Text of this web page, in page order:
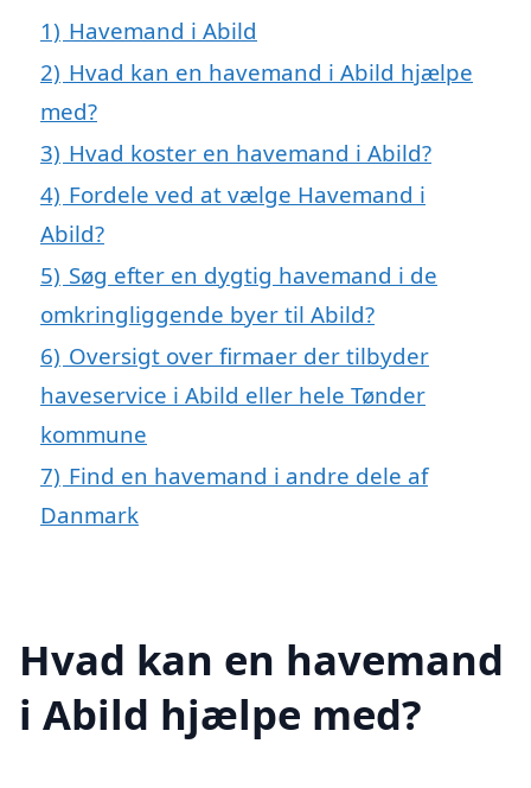
1) Havemand i Abild
2) Hvad kan en havemand i Abild hjælpe
med?
3) Hvad koster en havemand i Abild?
4) Fordele ved at vælge Havemand i
Abild?
5) Søg efter en dygtig havemand i de
omkringliggende byer til Abild?
6) Oversigt over firmaer der tilbyder
haveservice i Abild eller hele Tønder
kommune
7) Find en havemand i andre dele af
Danmark
Hvad kan en havemand
i Abild hjælpe med?